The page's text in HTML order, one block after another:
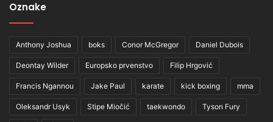
Oznake
Anthony Joshua boks Conor McGregor Daniel Dubois
Deontay Wilder Europsko prvenstvo Filip Hrgović
Francis Ngannou Jake Paul karate kick boxing mma
Oleksandr Usyk Stipe Miočić taekwondo Tyson Fury